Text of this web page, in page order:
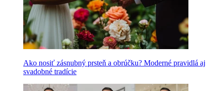
Ako nosiť zásnubný prsteň a obrúčku? Moderné pravidlá aj
svadobné tradície